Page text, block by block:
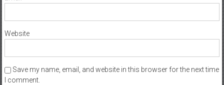
Website
Save my name, email, and website in this browser for the next time
I comment.